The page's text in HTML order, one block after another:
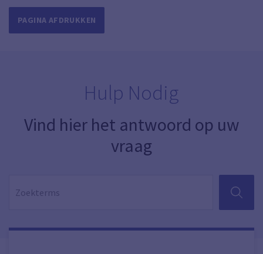
PAGINA AFDRUKKEN
Hulp Nodig
Vind hier het antwoord op uw
vraag
ZOEKEN